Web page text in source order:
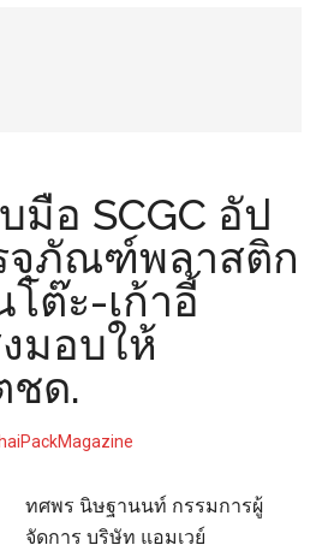
มือ SCGC อัป
จุภัณฑ์พลาสติก
ต๊ะ-เก้าอี้
มอบให้
ชด.
ทศพร นิษฐานนท์ กรรมการผู้
จัดการ บริษัท แอมเวย์